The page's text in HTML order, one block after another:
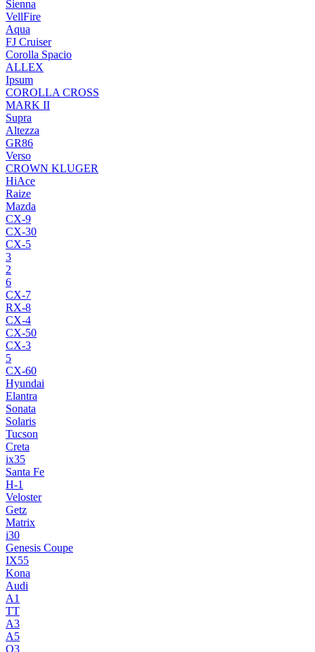
Sienna
VellFire
Aqua
FJ Cruiser
Corolla Spacio
ALLEX
Ipsum
COROLLA CROSS
MARK II
Supra
Altezza
GR86
Verso
CROWN KLUGER
HiAce
Raize
Mazda
CX-9
CX-30
CX-5
3
2
6
CX-7
RX-8
CX-4
CX-50
CX-3
5
CX-60
Hyundai
Elantra
Sonata
Solaris
Tucson
Creta
ix35
Santa Fe
H-1
Veloster
Getz
Matrix
i30
Genesis Coupe
IX55
Kona
Audi
A1
TT
A3
A5
Q3